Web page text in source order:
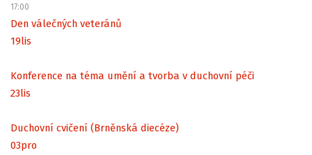
17:00
Den válečných veteránů
19lis
Konference na téma umění a tvorba v duchovní péči
23lis
Duchovní cvičení (Brněnská diecéze)
03pro